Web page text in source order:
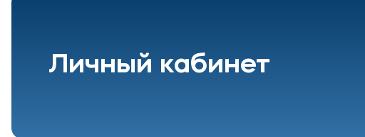
Личный кабинет